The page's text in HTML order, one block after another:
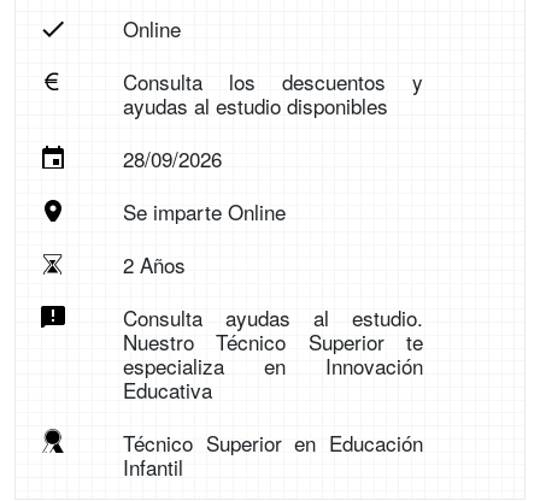
Online
Consulta los descuentos y
ayudas al estudio disponibles
28/09/2026
Se imparte Online
2 Años
Consulta ayudas al estudio.
Nuestro Técnico Superior te
especializa en Innovación
Educativa
Técnico Superior en Educación
Infantil